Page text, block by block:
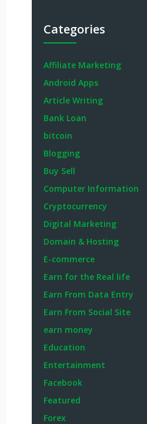
Categories
Affiliate Marketing
Android Apps
Article Writing
Bank Loan
bitcoin
Blogging
Buy Sell
Computer Information
Cryptocurrency
Digital Marketing
Domain & Hosting
E-commerce
Earn for the Real life
Earn From Data Entry
Earn From Social Site
earn money
Education
Entertainment
Facebook
Featured
Forex